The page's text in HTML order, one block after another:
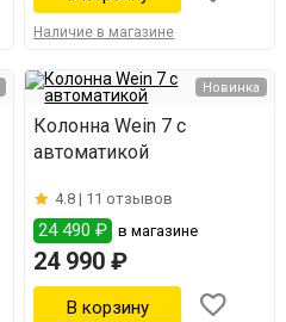
Наличие в магазине
Новинка
Колонна Wein 7 с
автоматикой
4.8 | 11 отзывов
24 490 ₽ в магазине
24 990 ₽